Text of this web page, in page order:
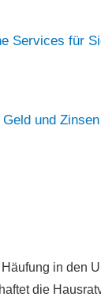
Services für
Geld und Zinsen
in den
die